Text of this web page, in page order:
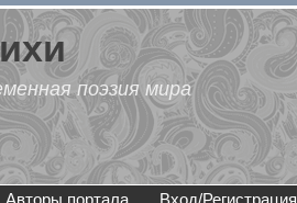
поэзия мира
Авторы портала Вход/Регистрация